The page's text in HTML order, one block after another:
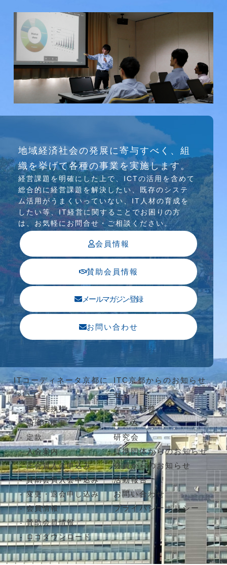
介護ソリューション研究会、WEB/SNS研究会を
行っています
地域経済社会の発展に寄与すべく、組
織を挙げて各種の事業を実施します。
経営課題を明確にした上で、ICTの活⽤を含めて
総合的に経営課題を解決したい、既存のシステ
ム活⽤がうまくいっていない、IT⼈材の育成を
したい等、IT経営に関することでお困りの⽅
は、お気軽にお問合せ・ご相談ください。
会員情報
賛助会員情報
メールマガジン登録
お問い合わせ
ITコーディネータ京都に
ついて
理事長挨拶
組織の概要
定款
入会案内
正会員入会申込み
賛助会員入会申込み
変更・退会申し込み
会員情報
賛助会員情報
ロゴダウンロード
ITC京都からのお知らせ
セミナー
ケース研修
コラム
研究会
提携団体からのお知らせ
会員からのお知らせ
活動報告
お問い合わせ
プライバシーポリシー